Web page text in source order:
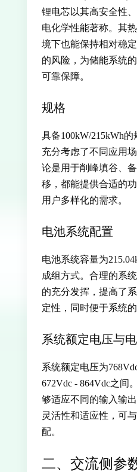
锂电芯以其高安全性
电化学性能著称。其
境下也能保持相对稳
的风险，为储能系统
可靠保障。
规格
具备100kW/215kWh
充分考虑了不同应用
论是用于削峰填谷、
移，都能提供合适的
用户多样化的需求。
电池系统配置
电池系统容量为
成组方式。合理的系
的充分发挥，提高了
定性，同时便于系统的
系统额定电压与
系统额定电压为
672Vdc - 864Vdc之间
够适应不同的输入输
灵活性和适应性，可
配。
二、交流侧参